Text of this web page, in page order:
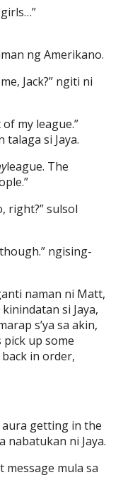
ng Amerikano.
Jack?” ngiti ni
my league.”
si Jaya.
league. The
right?” sulsol
ngising-
naman ni Matt,
si Jaya,
s’ya sa akin,
pick up some
in order,
aura getting in the
nabatukan ni Jaya.
mula sa